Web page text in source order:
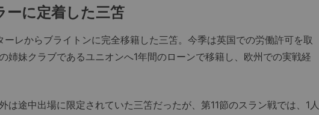
ーに定着した三笘
レからブライトンに完全移籍した三笘。今季は英国での労働許可を取
姉妹クラブであるユニオンへ1年間のローンで移籍し、欧州での実戦経
途中出場に限定されていた三笘だったが、第11節のスラン戦では、1人